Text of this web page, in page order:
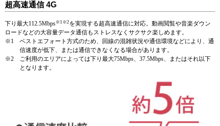
超高速通信 4G
下り最大112.5Mbps※1※2 を実現する超高速通信に対応。動画閲覧や音楽ダウン
ロードなどの大容量データ通信もストレスなくサクサク楽しめます。
※1
ベストエフォート方式のため、回線の混雑状況や通信環境などにより、通
信速度が低下、または通信できなくなる場合があります。
※2
ご利用のエリアによっては下り最大75Mbps、37.5Mbps、またはそれ以下
となります。